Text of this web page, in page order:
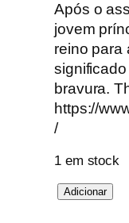
Após o
jovem
reino para
bravura.
https://
/
1 em stock
QAdicionar